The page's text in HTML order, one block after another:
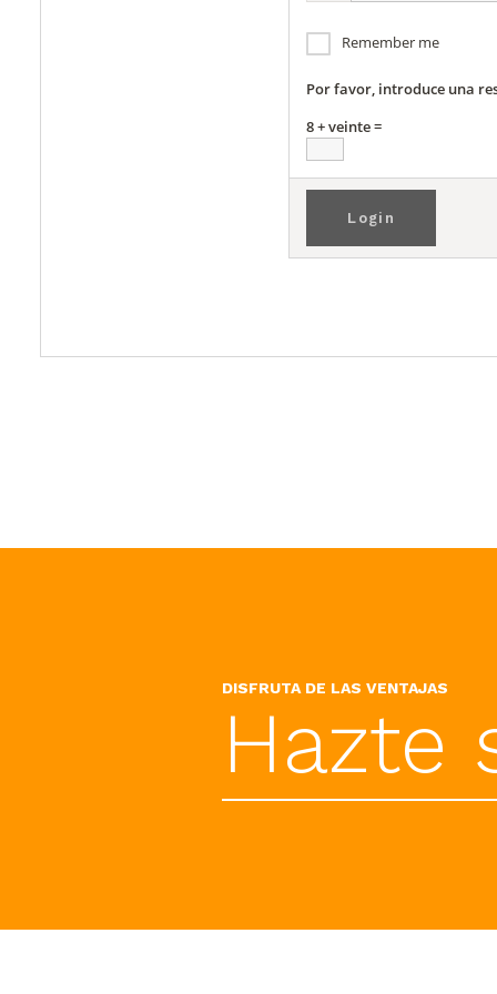
Remember me
Por favor, introduce una
8 + veinte =
DISFRUTA DE LAS VENTAJAS
Hazte